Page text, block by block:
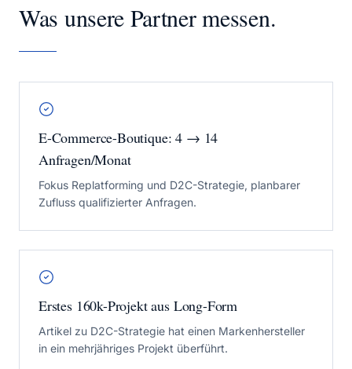
Was unsere Partner messen.
E-Commerce-Boutique: 4 → 14
Anfragen/Monat
Fokus Replatforming und D2C-Strategie, planbarer
Zufluss qualifizierter Anfragen.
Erstes 160k-Projekt aus Long-Form
Artikel zu D2C-Strategie hat einen Markenhersteller
in ein mehrjähriges Projekt überführt.